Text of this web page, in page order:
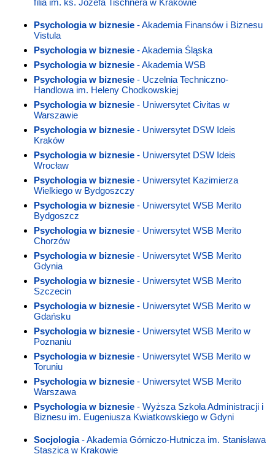
filia im. ks. Józefa Tischnera w Krakowie
Psychologia w biznesie - Akademia Finansów i Biznesu
Vistula
Psychologia w biznesie - Akademia Śląska
Psychologia w biznesie - Akademia WSB
Psychologia w biznesie - Uczelnia Techniczno-
Handlowa im. Heleny Chodkowskiej
Psychologia w biznesie - Uniwersytet Civitas w
Warszawie
Psychologia w biznesie - Uniwersytet DSW Ideis
Kraków
Psychologia w biznesie - Uniwersytet DSW Ideis
Wrocław
Psychologia w biznesie - Uniwersytet Kazimierza
Wielkiego w Bydgoszczy
Psychologia w biznesie - Uniwersytet WSB Merito
Bydgoszcz
Psychologia w biznesie - Uniwersytet WSB Merito
Chorzów
Psychologia w biznesie - Uniwersytet WSB Merito
Gdynia
Psychologia w biznesie - Uniwersytet WSB Merito
Szczecin
Psychologia w biznesie - Uniwersytet WSB Merito w
Gdańsku
Psychologia w biznesie - Uniwersytet WSB Merito w
Poznaniu
Psychologia w biznesie - Uniwersytet WSB Merito w
Toruniu
Psychologia w biznesie - Uniwersytet WSB Merito
Warszawa
Psychologia w biznesie - Wyższa Szkoła Administracji i
Biznesu im. Eugeniusza Kwiatkowskiego w Gdyni
Socjologia- Akademia Górniczo-Hutnicza im. Stanisława
Staszica w Krakowie